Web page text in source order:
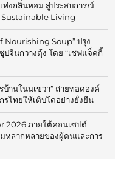
ห่งกลิ่นหอม สู่ประสบการณ์
Living
Nourishing Soup” ปรุง
จีนกวางตุ้ง โดย “เชฟแจ็คกี้
านโนนเขวา” ถ่ายทอดองค์
รไทยให้เติบโตอย่างยั่งยืน
2026 ภายใต้คอนเซปต์
หลากหลายของผู้คนและการ